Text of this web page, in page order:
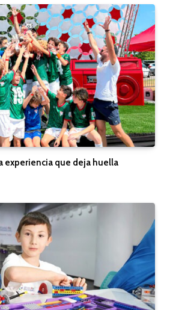
experiencia que deja huella